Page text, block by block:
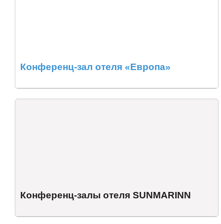
Конференц-зал отеля «Европа»
Конференц-залы отеля SUNMARINN